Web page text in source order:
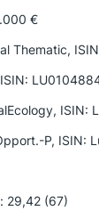
€
Thematic,
ISIN:
P, ISIN:
29,42 (67)